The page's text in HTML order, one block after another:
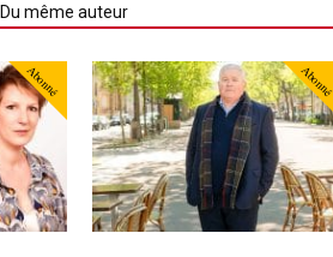
Du même auteur
Abonné Abonné